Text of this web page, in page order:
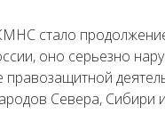
стало
оно серьезно
Севера, Сибири